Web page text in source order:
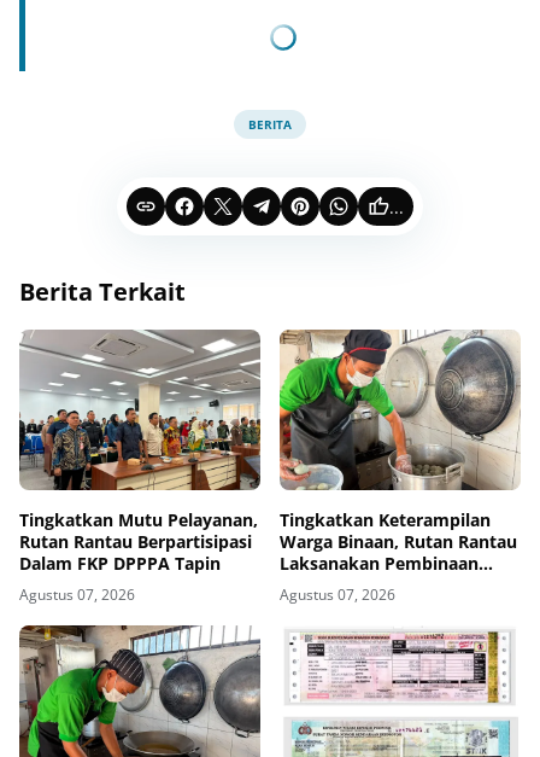
BERITA
...
Berita Terkait
Tingkatkan Mutu Pelayanan,
Rutan Rantau Berpartisipasi
Dalam FKP DPPPA Tapin
Agustus 07, 2026
Tingkatkan Keterampilan
Warga Binaan, Rutan Rantau
Laksanakan Pembinaan
Kemandirian Pembuatan
Telur Asin RuRa
Agustus 07, 2026